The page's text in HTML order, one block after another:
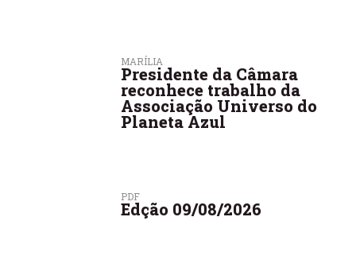
MARÍLIA
Presidente da Câmara
reconhece trabalho da
Associação Universo do
Planeta Azul
PDF
Edção 09/08/2026